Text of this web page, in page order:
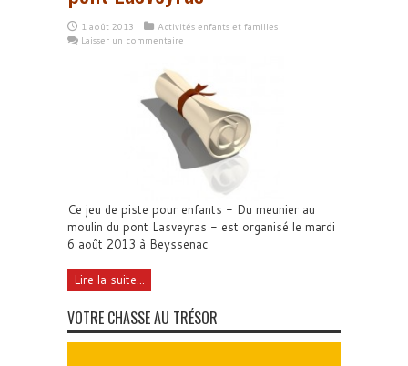
1 août 2013
Activités enfants et familles
Laisser un commentaire
Ce jeu de piste pour enfants - Du meunier au
moulin du pont Lasveyras - est organisé le mardi
6 août 2013 à Beyssenac
Lire la suite...
VOTRE CHASSE AU TRÉSOR